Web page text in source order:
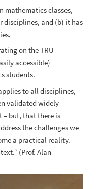
mathematics classes,
disciplines, and (b) it has
on the TRU
accessible)
students.
to all disciplines,
validated widely
– but, that there is
the challenges we
a practical reality.
(Prof. Alan